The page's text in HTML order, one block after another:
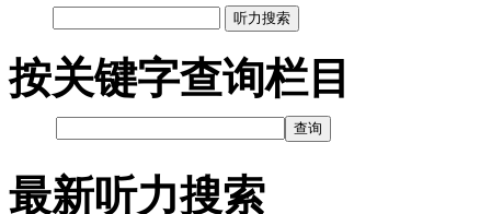
听力搜索
按关键字查询栏目
最新听力搜索